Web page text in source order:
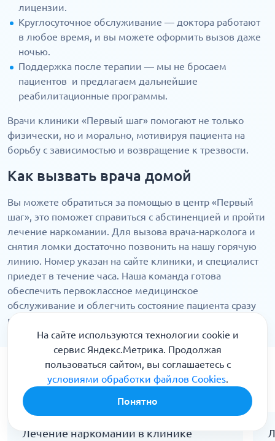
лицензии.
Круглосуточное обслуживание — доктора работают
в любое время, и вы можете оформить вызов даже
ночью.
Поддержка после терапии — мы не бросаем
пациентов и предлагаем дальнейшие
реабилитационные программы.
Врачи клиники «Первый шаг» помогают не только
физически, но и морально, мотивируя пациента на
борьбу с зависимостью и возвращение к трезвости.
Как вызвать врача домой
Вы можете обратиться за помощью в центр «Первый
шаг», это поможет справиться с абстиненцией и пройти
лечение наркомании. Для вызова врача-нарколога и
снятия ломки достаточно позвонить на нашу горячую
линию. Номер указан на сайте клиники, и специалист
приедет в течение часа. Наша команда готова
обеспечить первоклассное медицинское
обслуживание и облегчить состояние пациента сразу
после приезда.
Чем мы можем вам помочь
Лечение наркомании в клинике
На сайте используются технологии cookie и
сервис Яндекс.Метрика. Продолжая
пользоваться сайтом, вы соглашаетесь с
условиями обработки файлов Cookies.
Понятно